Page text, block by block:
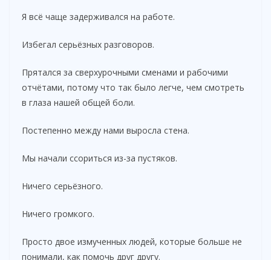
Я всё чаще задерживался на работе.
Избегал серьёзных разговоров.
Прятался за сверхурочными сменами и рабочими
отчётами, потому что так было легче, чем смотреть
в глаза нашей общей боли.
Постепенно между нами выросла стена.
Мы начали ссориться из-за пустяков.
Ничего серьёзного.
Ничего громкого.
Просто двое измученных людей, которые больше не
понимали, как помочь друг другу.